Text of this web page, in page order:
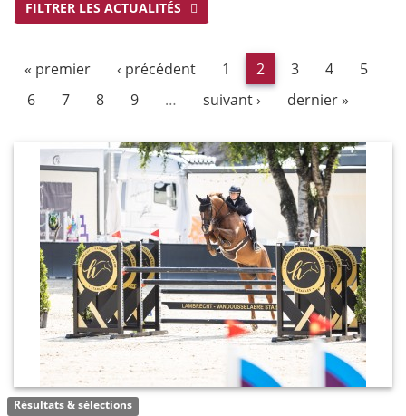
FILTRER LES ACTUALITÉS
« premier ‹ précédent 1 2 3 4
5
6
7 8 9 … suivant › dernier »
Résultats & sélections